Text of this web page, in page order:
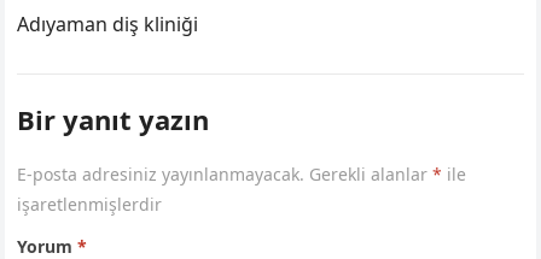
Adıyaman diş kliniği
Bir yanıt yazın
E-posta adresiniz yayınlanmayacak. Gerekli alanlar* ile
işaretlenmişlerdir
Yorum*